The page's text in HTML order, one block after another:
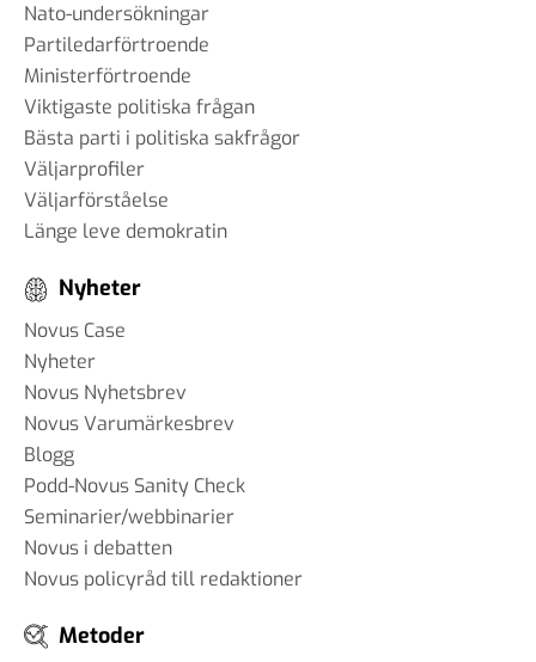
Nato-undersökningar
Partiledarförtroende
Ministerförtroende
Viktigaste politiska frågan
Bästa parti i politiska sakfrågor
Väljarprofiler
Väljarförståelse
Länge leve demokratin
Nyheter
Novus Case
Nyheter
Novus Nyhetsbrev
Novus Varumärkesbrev
Blogg
Podd-Novus Sanity Check
Seminarier/webbinarier
Novus i debatten
Novus policyråd till redaktioner
Metoder